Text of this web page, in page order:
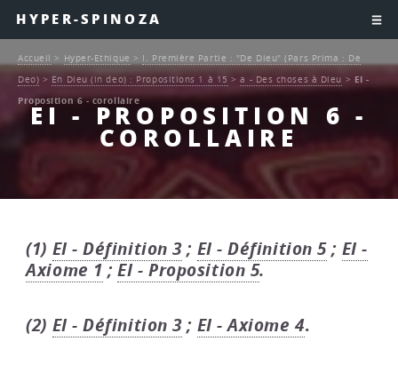
HYPER-SPINOZA
EI - PROPOSITION 6 -
COROLLAIRE
Accueil > Hyper-Ethique > I. Première Partie : "De Dieu" (Pars Prima : De
Deo) > En Dieu (in deo) : Propositions 1 à 15 >a - Des choses à Dieu > EI -
Proposition 6 - corollaire
(1) EI - Définition 3; EI - Définition 5; EI -
Axiome 1 ;EI - Proposition 5.
(2) EI - Définition 3; EI - Axiome 4.